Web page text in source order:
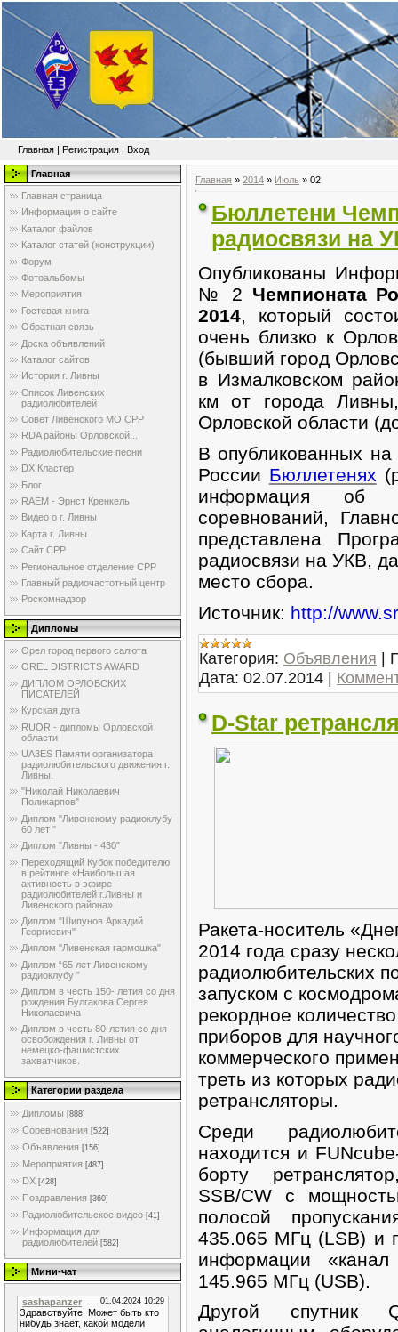
Главная | Регистрация | Вход
Главная
Главная страница
Информация о сайте
Каталог файлов
Каталог статей (конструкции)
Форум
Фотоальбомы
Мероприятия
Гостевая книга
Обратная связь
Доска объявлений
Каталог сайтов
История г. Ливны
Список Ливенских
радиолюбителей
Совет Ливенского МО СРР
RDA районы Орловской...
Радиолюбительские песни
DX Кластер
Блог
RAEM - Эрнст Кренкель
Видео о г. Ливны
Карта г. Ливны
Сайт СРР
Региональное отделение СРР
Главный радиочастотный центр
Роскомнадзор
Дипломы
Орел город первого салюта
OREL DISTRICTS AWARD
ДИПЛОМ ОРЛОВСКИХ
ПИСАТЕЛЕЙ
Курская дуга
RUOR - дипломы Орловской
области
UA3ES Памяти организатора
радиолюбительского движения г.
Ливны.
"Николай Николаевич
Поликарпов"
Диплом "Ливенскому радиоклубу
60 лет "
Диплом "Ливны - 430"
Переходящий Кубок победителю
в рейтинге «Наибольшая
активность в эфире
радиолюбителей г.Ливны и
Ливенского района»
Диплом "Шипунов Аркадий
Георгиевич"
Диплом "Ливенская гармошка"
Диплом “65 лет Ливенскому
радиоклубу ”
Диплом в честь 150- летия со дня
рождения Булгакова Сергея
Николаевича
Диплом в честь 80-летия со дня
освобождения г. Ливны от
немецко-фашистских
захватчиков.
Категории раздела
Дипломы [888]
Соревнования [522]
Объявления [156]
Мероприятия [487]
DX [428]
Поздравления [360]
Радиолюбительское видео [41]
Информация для
радиолюбителей [582]
Мини-чат
Главная » 2014 » Июль » 02
Бюллетени
радиосвязи на
Опубликованы
№ 2 Чемпионата
2014, который
очень близко к
(бывший город
в Измалковском
км от города
Орловской области
В опубликованных
России Бюллетенях
информация об
соревнований,
представлена
радиосвязи на УКВ,
место сбора.
Источник: http://
Категория: Объявления |
Дата: 02.07.2014 |
D-Star
Ракета-носитель
2014 года сразу
радиолюбительских
запуском с
рекордное
приборов для
коммерческого
треть из которых
ретрансляторы.
Среди
находится и
борту
SSB/CW с
полосой
435.065 МГц (LSB) и
информации
145.965 МГц (USB).
Другой спутник